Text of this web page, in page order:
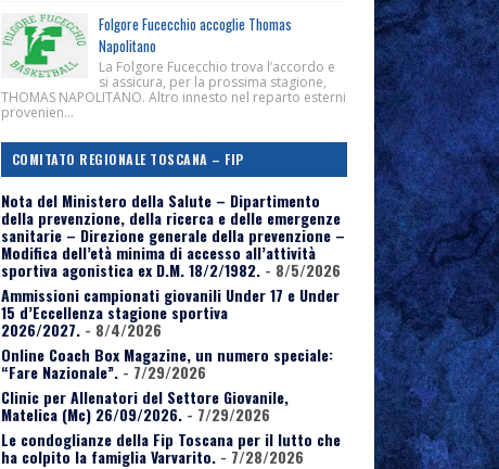
Folgore Fucecchio accoglie Thomas
Napolitano
La Folgore Fucecchio trova l’accordo e
si assicura, per la prossima stagione,
THOMAS NAPOLITANO. Altro innesto nel reparto esterni
provenien...
COMITATO REGIONALE TOSCANA – FIP
Nota del Ministero della Salute – Dipartimento
della prevenzione, della ricerca e delle emergenze
sanitarie – Direzione generale della prevenzione –
Modifica dell’età minima di accesso all’attività
sportiva agonistica ex D.M. 18/2/1982.- 8/5/2026
Ammissioni campionati giovanili Under 17 e Under
15 d’Eccellenza stagione sportiva
2026/2027.- 8/4/2026
Online Coach Box Magazine, un numero speciale:
“Fare Nazionale”.- 7/29/2026
Clinic per Allenatori del Settore Giovanile,
Matelica (Mc) 26/09/2026.- 7/29/2026
Le condoglianze della Fip Toscana per il lutto che
ha colpito la famiglia Varvarito.- 7/28/2026